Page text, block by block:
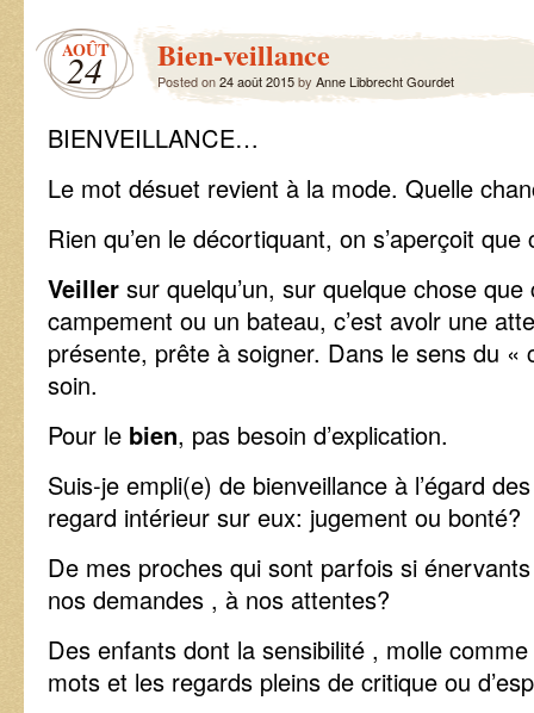
AOÛT
24 Bien-veillance
Posted on24 août 2015by Anne Libbrecht Gourdet
BIENVEILLANCE…
Le mot désuet revient à la mode. Quelle
Rien qu’en le décortiquant, on s’aperçoit que
Veiller sur quelqu’un, sur quelque chose
campement ou un bateau, c’est avolr une
présente, prête à soigner. Dans le sens du «
soin.
Pour le bien, pas besoin d’explication.
Suis-je empli(e) de bienveillance à l’égard
regard intérieur sur eux: jugement ou bonté?
De mes proches qui sont parfois si
nos demandes , à nos attentes?
Des enfants dont la sensibilité , molle
mots et les regards pleins de critique ou